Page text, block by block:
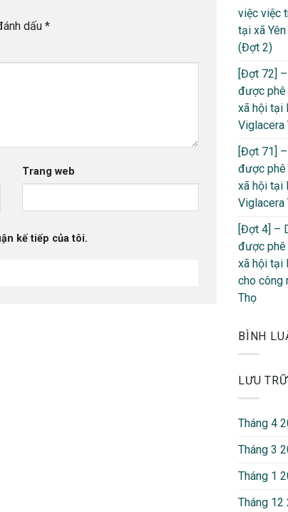
dấu *
Trang web
kế tiếp của tôi.
việc việc
tại xã
(Đợt 2)
[Đợt 72]
được phê
xã hội tại
Viglacera
[Đợt 71]
được phê
xã hội tại
Viglacera
[Đợt 4] –
được phê
xã hội tại
cho công
Thọ
BÌNH
LƯU TRỮ
Tháng 4
Tháng 3
Tháng 1
Tháng 12